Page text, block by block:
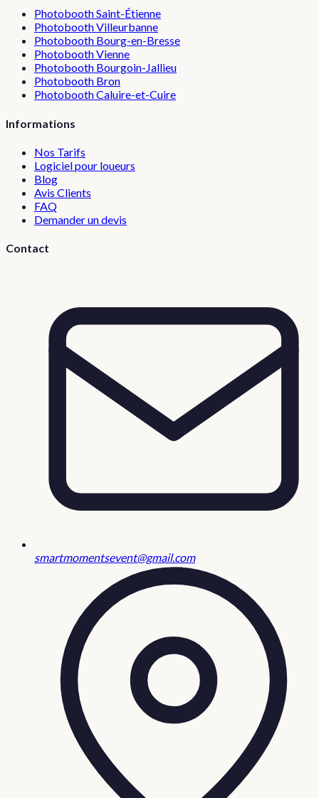
PhotoboothSaint-Étienne
PhotoboothVilleurbanne
Photobooth Bourg-en-Bresse
PhotoboothVienne
Photobooth Bourgoin-Jallieu
Photobooth Bron
PhotoboothCaluire-et-Cuire
Informations
Nos Tarifs
Logiciel pour loueurs
Blog
Avis Clients
FAQ
Demander un devis
Contact
smartmomentsevent@gmail.com